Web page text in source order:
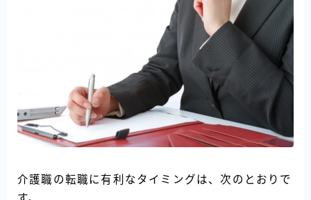
介護職の転職に有利なタイミングは、次のとおりで